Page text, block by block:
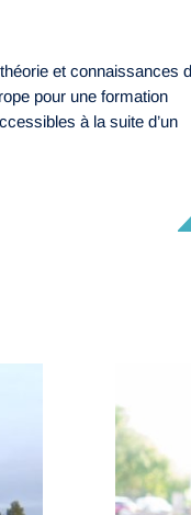
et connaissances
pour une formation
à la suite d’un